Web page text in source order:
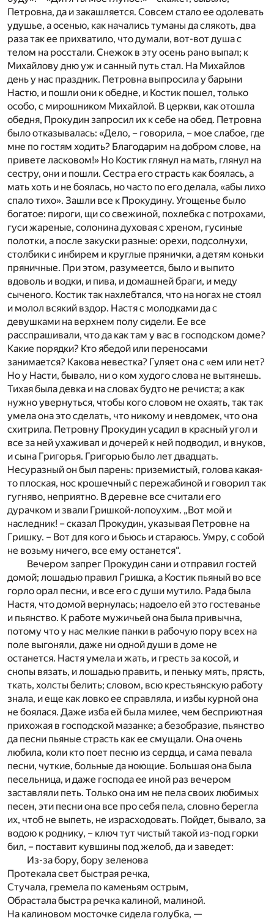
Петровна, да и закашляется. Совсем стало ее одолевать
удушье, а осенью, как начались туманы да слякоть, два
раза так ее прихватило, что думали, вот-вот душа с
телом на росстали. Снежок в эту осень рано выпал; к
Михайлову дню уж и санный путь стал. На Михайлов
день у нас праздник. Петровна выпросила у барыни
Настю, и пошли они к обедне, и Костик пошел, только
особо, с мирошником Михайлой. В церкви, как отошла
обедня, Прокудин запросил их к себе на обед. Петровна
было отказывалась: «Дело, – говорила, – мое слабое, где
мне по гостям ходить? Благодарим на добром слове, на
привете ласковом!» Но Костик глянул на мать, глянул на
сестру, они и пошли. Сестра его страсть как боялась, а
мать хоть и не боялась, но часто по его делала, «абы лихо
спало тихо». Зашли все к Прокудину. Угощенье было
богатое: пироги, щи со свежиной, похлебка с потрохами,
гуси жареные, солонина духовая с хреном, гусиные
полотки, а после закуски разные: орехи, подсолнухи,
столбики с инбирем и круглые прянички, а детям коньки
пряничные. При этом, разумеется, было и выпито
вдоволь и водки, и пива, и домашней браги, и меду
сыченого. Костик так нахлебтался, что на ногах не стоял
и молол всякий вздор. Настя с молодками да с
девушками на верхнем полу сидели. Ее все
расспрашивали, что да как там у вас в господском доме?
Какие порядки? Кто ябедой или переносами
занимается? Какова невестка? Гуляет она с «ем или нет?
Но у Насти, бывало, ни о ком худого слова не вытянешь.
Тихая была девка и на словах будто не речиста; а как
нужно увернуться, чтобы кого словом не охаять, так так
умела она это сделать, что никому и невдомек, что она
схитрила. Петровну Прокудин усадил в красный угол и
все за ней ухаживал и дочерей к ней подводил, и внуков,
и сына Григорья. Григорью было лет двадцать.
Несуразный он был парень: приземистый, голова какая-
то плоская, нос крошечный с пережабиной и говорил так
гугняво, неприятно. В деревне все считали его
дурачком и звали Гришкой-лопоухим. „Вот мой и
наследник! – сказал Прокудин, указывая Петровне на
Гришку. – Вот для кого и бьюсь и стараюсь. Умру, с собой
не возьму ничего, все ему останется“.
Вечером запрег Прокудин сани и отправил гостей
домой; лошадью правил Гришка, а Костик пьяный во все
горло орал песни, и все его с души мутило. Рада была
Настя, что домой вернулась; надоело ей это гостеванье
и пьянство. К работе мужичьей она была привычна,
потому что у нас мелкие панки в рабочую пору всех на
поле выгоняли, даже ни одной души в доме не
останется. Настя умела и жать, и гресть за косой, и
снопы вязать, и лошадью править, и пеньку мять, прясть,
ткать, холсты белить; словом, всю крестьянскую работу
знала, и еще как ловко ее справляла, и избы курной она
не боялася. Даже изба ей была милее, чем бесприютная
прихожая в господской мазанке; а безобразие, пьянство
да песни пьяные страсть как ее смущали. Она очень
любила, коли кто поет песню из сердца, и сама певала
песни, чуткие, больные да ноющие. Большая она была
песельница, и даже господа ее иной раз вечером
заставляли петь. Только она им не пела своих любимых
песен, эти песни она все про себя пела, словно берегла
их, чтоб не выпеть, не израсходовать. Пойдет, бывало, за
водою к роднику, – ключ тут чистый такой из-под горки
бил, – поставит кувшины под желоб, да и заведет:
Из-за бору, бору зеленова
Протекала свет быстрая речка,
Стучала, гремела по каменьям острым,
Обрастала быстра речка калиной, малиной.
На калиновом мосточке сидела голубка, —